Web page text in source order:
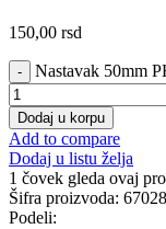
150,00 rsd
Nastavak 50mm
Dodaj u korpu
Add to compare
Dodaj u listu želja
1 čovek gleda ovaj
Šifra proizvoda: 67028
Podeli: